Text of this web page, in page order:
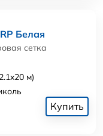
Белая
сетка
м)
Купить